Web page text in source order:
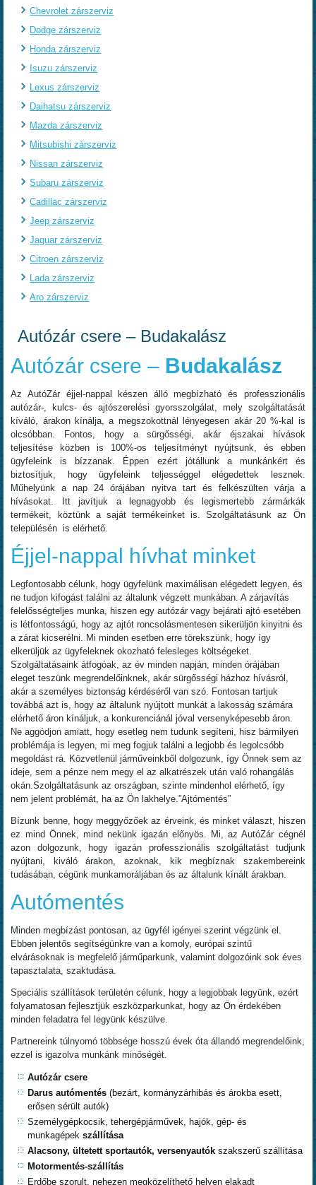
Chevrolet zárszerviz
Dodge zárszerviz
Honda zárszerviz
Isuzu zárszerviz
Lexus zárszerviz
Daihatsu zárszerviz
Mazda zárszerviz
Mitsubishi zárszerviz
Nissan zárszerviz
Subaru zárszerviz
Cadillac zárszerviz
Jeep zárszerviz
Jaguar zárszerviz
Citroen zárszerviz
Lada zárszerviz
Aro zárszerviz
Autózár csere – Budakalász
Autózár csere – Budakalász
Az AutóZár éjjel-nappal készen álló megbízható és professzionális
autózár-, kulcs- és ajtószerelési gyorsszolgálat, mely szolgáltatását
kíváló, árakon kínálja, a megszokottnál lényegesen akár 20 %-kal is
olcsóbban. Fontos, hogy a sürgősségi, akár éjszakai hívások
teljesítése közben is 100%-os teljesítményt nyújtsunk, és ebben
ügyfeleink is bízzanak. Éppen ezért jótállunk a munkánkért és
biztosítjuk, hogy ügyfeleink teljességgel elégedettek lesznek.
Műhelyünk a nap 24 órájában nyitva tart és felkészülten várja a
hívásokat. Itt javítjuk a legnagyobb és legismertebb zármárkák
termékeit, köztünk a saját termékeinket is. Szolgáltatásunk az Ön
településén is elérhető.
Éjjel-nappal hívhat minket
Legfontosabb célunk, hogy ügyfelünk maximálisan elégedett legyen, és
ne tudjon kifogást találni az általunk végzett munkában. A zárjavítás
felelősségteljes munka, hiszen egy autózár vagy bejárati ajtó esetében
is létfontosságú, hogy az ajtót roncsolásmentesen sikerüljön kinyitni és
a zárat kicserélni. Mi minden esetben erre törekszünk, hogy így
elkerüljük az ügyfeleknek okozható felesleges költségeket.
Szolgáltatásaink átfogóak, az év minden napján, minden órájában
eleget teszünk megrendelőinknek, akár sürgősségi házhoz hívásról,
akár a személyes biztonság kérdéséről van szó. Fontosan tartjuk
továbbá azt is, hogy az általunk nyújtott munkát a lakosság számára
elérhető áron kínáljuk, a konkurenciánál jóval versenyképesebb áron.
Ne aggódjon amiatt, hogy esetleg nem tudunk segíteni, hisz bármilyen
problémája is legyen, mi meg fogjuk találni a legjobb és legolcsóbb
megoldást rá. Közvetlenül járműveinkből dolgozunk, így Önnek sem az
ideje, sem a pénze nem megy el az alkatrészek után való rohangálás
okán.Szolgáltatásunk az országban, szinte mindenhol elérhető, így
nem jelent problémát, ha az Ön lakhelye.”Ajtómentés”
Bízunk benne, hogy meggyőzőek az érveink, és minket választ, hiszen
ez mind Önnek, mind nekünk igazán előnyös. Mi, az AutóZár cégnél
azon dolgozunk, hogy igazán professzionális szolgáltatást tudjunk
nyújtani, kiváló árakon, azoknak, kik megbíznak szakembereink
tudásában, cégünk munkamoráljában és az általunk kínált árakban.
Autómentés
Minden megbízást pontosan, az ügyfél igényei szerint végzünk el.
Ebben jelentős segítségünkre van a komoly, európai szintű
elvárásoknak is megfelelő járműparkunk, valamint dolgozóink sok éves
tapasztalata, szaktudása.
Speciális szállítások területén célunk, hogy a legjobbak legyünk, ezért
folyamatosan fejlesztjük eszközparkunkat, hogy az Ön érdekében
minden feladatra fel legyünk készülve.
Partnereink túlnyomó többsége hosszú évek óta állandó megrendelőink,
ezzel is igazolva munkánk minőségét.
Autózár csere
Darus autómentés(bezárt, kormányzárhibás és árokba esett,
erősen sérült autók)
Személygépkocsik, tehergépjárművek, hajók, gép- és
munkagépekszállítása
Alacsony, ültetett sportautók, versenyautókszakszerű szállítása
Motormentés-szállítás
Erdőbe szorult, nehezen megközelíthető helyen elakadt